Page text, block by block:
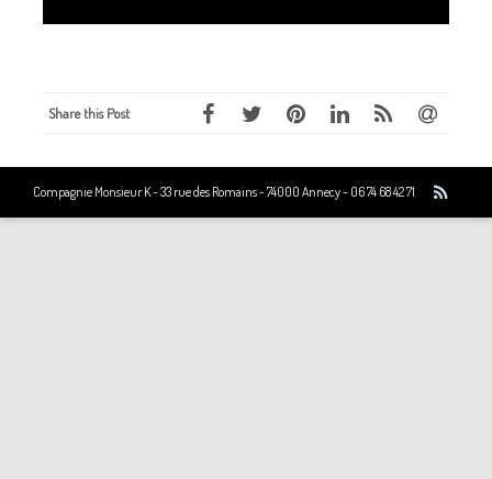
Share this Post
Compagnie Monsieur K - 33 rue des Romains - 74000 Annecy - 06 74 68 42 71